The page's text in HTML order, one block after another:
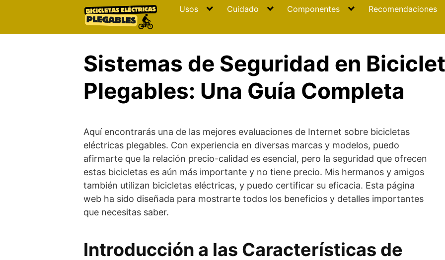
Usos Cuidado Componentes Recomendaciones
Sistemas de Seguridad en
Plegables: Una Guía Completa
Aquí encontrarás una de las mejores evaluaciones de Internet sobre bicicletas
eléctricas plegables. Con experiencia en diversas marcas y modelos, puedo
afirmarte que la relación precio-calidad es esencial, pero la seguridad que ofrecen
estas bicicletas es aún más importante y no tiene precio. Mis hermanos y amigos
también utilizan bicicletas eléctricas, y puedo certificar su eficacia. Esta página
web ha sido diseñada para mostrarte todos los beneficios y detalles importantes
que necesitas saber.
Introducción a las Características de